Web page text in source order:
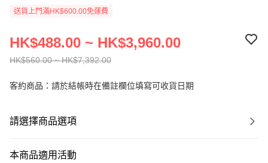
送貨上門滿HK$600.00免運費
HK$560.00 ~ HK$7,392.00
HK$488.00 ~ HK$3,960.00
客約商品：請於結帳時在備註欄位填寫可收貨日期
請選擇商品選項
本商品適用活動